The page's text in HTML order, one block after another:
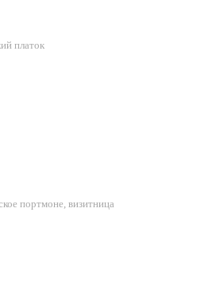
платок
портмоне, визитница